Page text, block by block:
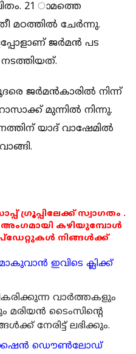
21 ാമത്തെ
മഠത്തില്‍ ചേര്‍ന്നു.
ജര്‍മന്‍ പട
ജര്‍മന്‍കാരില്‍ നിന്ന്
മുന്നില്‍ നിന്നു.
യാദ് വാഷേമില്‍
ഗ്രൂപ്പിലേക്ക് സ്വാഗതം .
അംഗമായി കഴിയുമ്പോൾ
നിങ്ങൾക്ക്
ഇവിടെ ക്ലിക്ക്
വാര്‍ത്തകളും
മരിയന്‍ ടൈംസിന്റെ
നേരിട്ട് ലഭിക്കും.
ഡൌണ്‍ലോഡ്